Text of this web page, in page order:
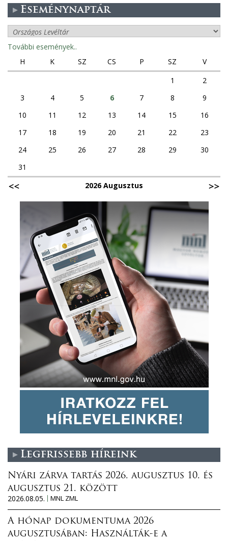
Eseménynaptár
További események..
H
K SZ CS P SZ
V
1
2
3
4 5 6 7 8
9
10
11 12 13 14 15
16
17
18 19 20 21 22
23
24
25 26 27 28 29
30
31
2026 Augusztus
Legfrissebb híreink
Nyári zárva tartás 2026. augusztus 10. és
augusztus 21. között
2026.08.05.
MNL ZML
A hónap dokumentuma 2026
augusztusában: Használták-e a